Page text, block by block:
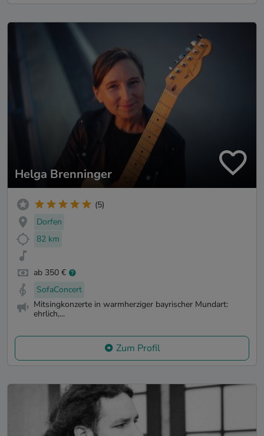
Helga Brenninger
(5)
Dorfen
82 km
ab 350 €
SofaConcert
Mitsingkonzerte in warmherziger bayrischer Mundart:
ehrlich,...
Zum Profil